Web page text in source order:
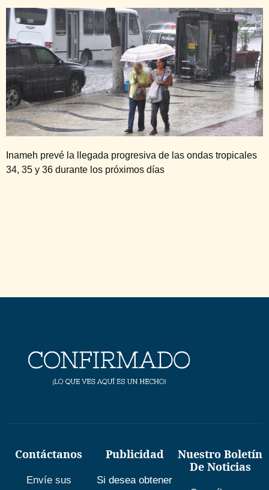
Inameh prevé la llegada progresiva de las ondas tropicales
34, 35 y 36 durante los próximos días
Contáctanos
Envíe sus
Publicidad
Si desea obtener
Nuestro Boletín
De Noticias